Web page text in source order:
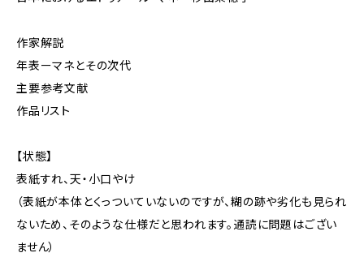
作家解説
年表ーマネとその次代
主要参考文献
作品リスト
【状態】
表紙すれ、天・小口やけ
（表紙が本体とくっついていないのですが、糊の跡や劣化も見られ
ないため、そのような仕様だと思われます。通読に問題はござい
ません）